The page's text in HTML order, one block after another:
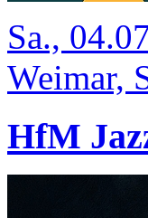
Sa.,
Weimar,
HfM